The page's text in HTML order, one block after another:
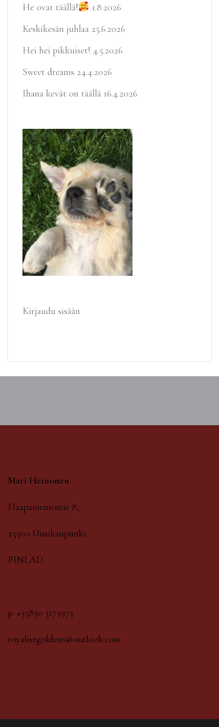
He ovat täällä!
1.8.2026
Keskikesän juhlaa 25.6.2026
Hei hei pikkuiset! 4.5.2026
Sweet dreams 24.4.2026
Ihana kevät on täällä 16.4.2026
Kirjaudu sisään
Mari Heinonen
Haapaniementie 8,
23500 Uusikaupunki
FINLAD
p. +35850 3173973
royalistgoldens@outlook.com